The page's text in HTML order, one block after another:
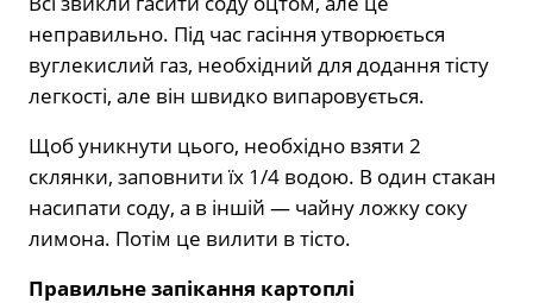
неправильно. Під час гасіння утворюється
вуглекислий газ, необхідний для додання тісту
легкості, але він швидко випаровується.
Щоб уникнути цього, необхідно взяти 2
склянки, заповнити їх 1/4 водою. В один стакан
насипати соду, а в іншій — чайну ложку соку
лимона. Потім це вилити в тісто.
Правильне запікання картоплі